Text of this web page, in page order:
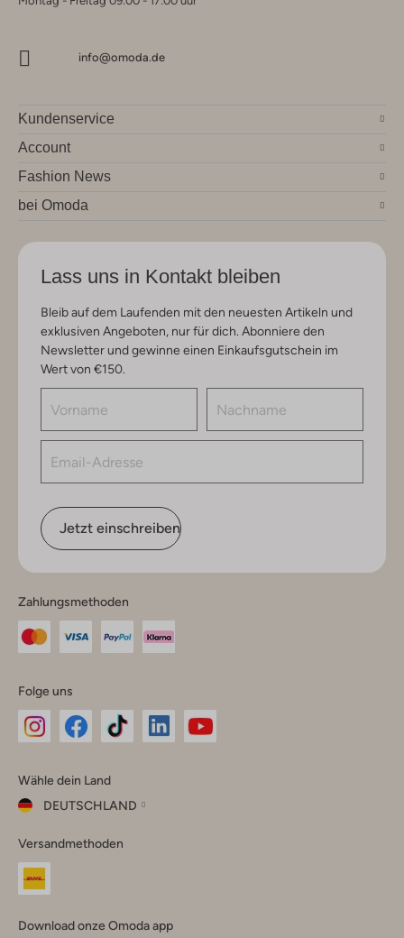
info@omoda.de
Kundenservice
Account
Fashion News
bei Omoda
Lass uns in Kontakt bleiben
Bleib auf dem Laufenden mit den neuesten Artikeln und
exklusiven Angeboten, nur für dich. Abonniere den
Newsletter und gewinne einen Einkaufsgutschein im
Wert von €150.
Jetzt einschreiben
Zahlungsmethoden
Folge uns
Instagram
Facebook
TikTok
Wähle dein Land
DEUTSCHLAND
dein
Land
Versandmethoden
Download onze Omoda app